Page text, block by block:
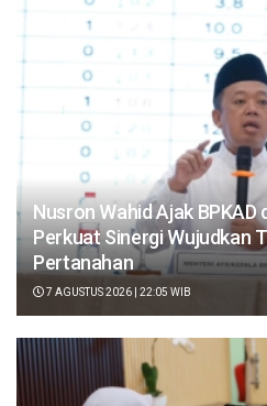
Nusron Wahid Ajak
Perkuat Sinergi Wujudkan
Pertanahan
7 AGUSTUS 2026 | 22:05 WIB